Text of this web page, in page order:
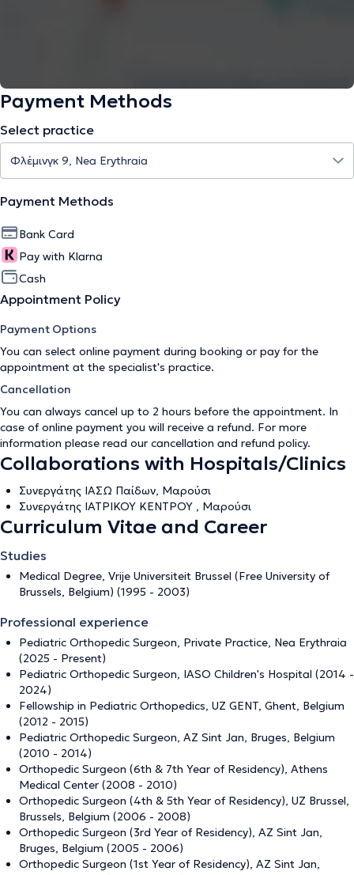
Payment Methods
Select practice
Payment Methods
Bank Card
Pay with Klarna
Cash
Appointment Policy
Payment Options
You can select online payment during booking or pay for the
appointment at the specialist's practice.
Cancellation
You can always cancel up to 2 hours before the appointment. In
case of online payment you will receive a refund. For more
information please read our cancellation and refund policy.
Collaborations with Hospitals/Clinics
Συνεργάτης ΙΑΣΩ Παίδων, Μαρούσι
Συνεργάτης ΙΑΤΡΙΚΟΥ ΚΕΝΤΡΟΥ , Μαρούσι
Curriculum Vitae and Career
Studies
Medical Degree, Vrije Universiteit Brussel (Free University of
Brussels, Belgium) (1995 - 2003)
Professional experience
Pediatric Orthopedic Surgeon, Private Practice, Nea Erythraia
(2025 - Present)
Pediatric Orthopedic Surgeon, IASO Children's Hospital (2014 -
2024)
Fellowship in Pediatric Orthopedics, UZ GENT, Ghent, Belgium
(2012 - 2015)
Pediatric Orthopedic Surgeon, AZ Sint Jan, Bruges, Belgium
(2010 - 2014)
Orthopedic Surgeon (6th & 7th Year of Residency), Athens
Medical Center (2008 - 2010)
Orthopedic Surgeon (4th & 5th Year of Residency), UZ Brussel,
Brussels, Belgium (2006 - 2008)
Orthopedic Surgeon (3rd Year of Residency), AZ Sint Jan,
Bruges, Belgium (2005 - 2006)
Orthopedic Surgeon (1st Year of Residency), AZ Sint Jan,